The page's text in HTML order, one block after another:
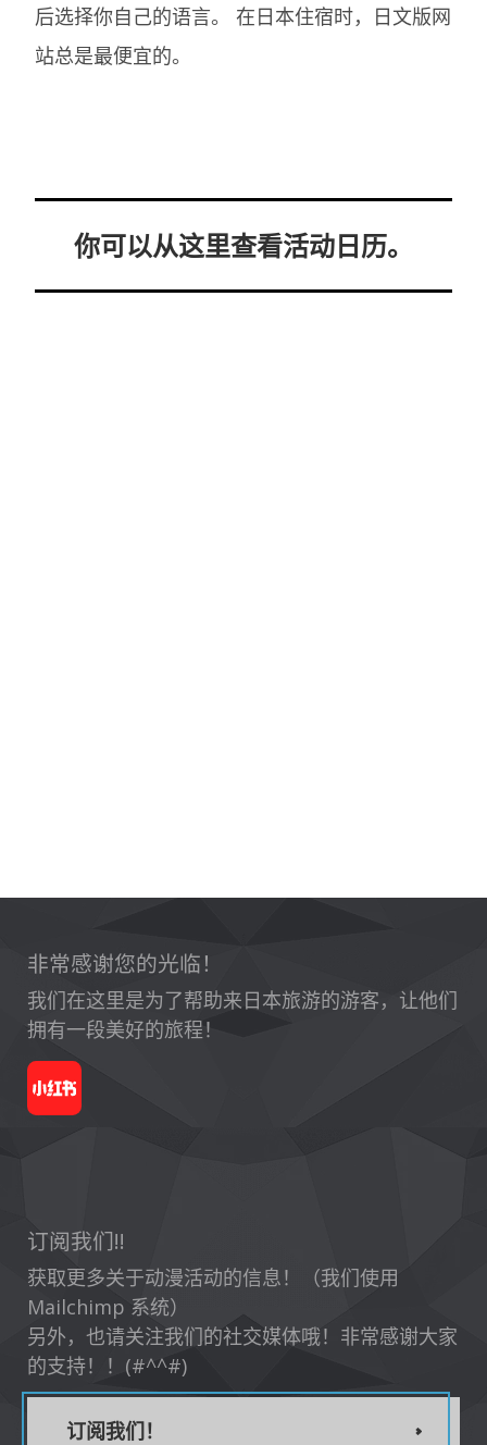
后选择你自己的语言。在日本住宿时，日文版网
站总是最便宜的。
你可以从这里查看活动日历。
非常感谢您的光临！
我们在这里是为了帮助来日本旅游的游客，让他们
拥有一段美好的旅程！
订阅我们!!
获取更多关于动漫活动的信息！（我们使用
Mailchimp 系统）
另外，也请关注我们的社交媒体哦！非常感谢大家
的支持！！(#^^#)
订阅我们！